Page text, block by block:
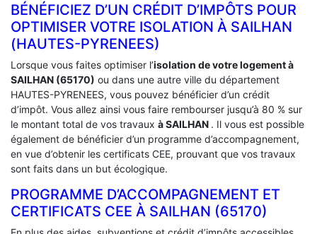
BÉNÉFICIEZ D’UN CRÉDIT D’IMPÔTS POUR
OPTIMISER VOTRE ISOLATION À ‎SAILHAN
(HAUTES-PYRENEES)
Lorsque vous faites optimiser l’isolation de votre logement à
SAILHAN (65170) ou dans une autre ville du département
HAUTES-PYRENEES, vous pouvez bénéficier d’un crédit
d’impôt. Vous allez ainsi vous faire rembourser jusqu’à 80 % sur
le montant total de vos travaux à SAILHAN . Il vous est possible
également de bénéficier d’un programme d’accompagnement,
en vue d’obtenir les certificats CEE, prouvant que vos travaux
sont faits dans un but écologique.
PROGRAMME D’ACCOMPAGNEMENT ET
CERTIFICATS CEE À ‎SAILHAN (65170)